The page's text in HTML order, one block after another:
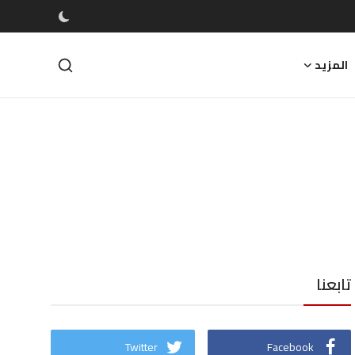
المزيد
تابعنا
Facebook
Twitter